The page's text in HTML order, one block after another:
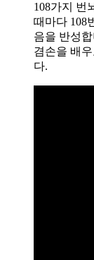
108가지 번
때마다 108
음을 반성
겸손을 배
다.